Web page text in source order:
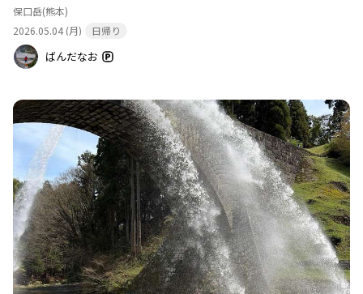
保口岳(熊本)
2026.05.04 (月)
日帰り
ばんだなお